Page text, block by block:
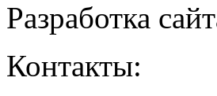
Разработка
Контакты: